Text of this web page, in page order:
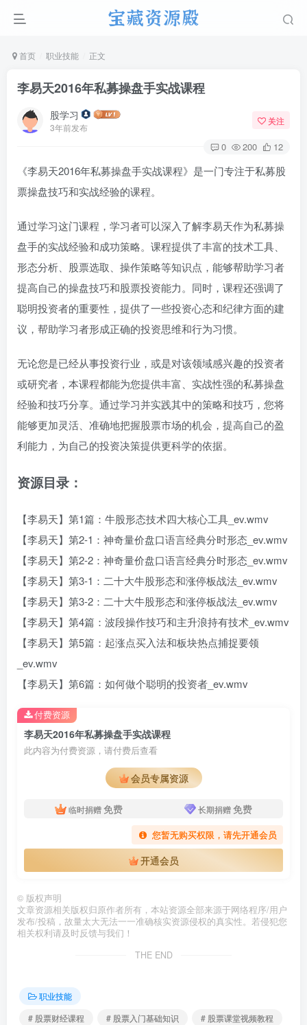
首页 职业技能 正文
李易天2016年私募操盘手实战课程
股学习
3年前发布
关注
0 200 12
《李易天2016年私募操盘手实战课程》是一门专注于私募股
票操盘技巧和实战经验的课程。
通过学习这门课程，学习者可以深入了解李易天作为私募操
盘手的实战经验和成功策略。课程提供了丰富的技术工具、
形态分析、股票选取、操作策略等知识点，能够帮助学习者
提高自己的操盘技巧和股票投资能力。同时，课程还强调了
聪明投资者的重要性，提供了一些投资心态和纪律方面的建
议，帮助学习者形成正确的投资思维和行为习惯。
无论您是已经从事投资行业，或是对该领域感兴趣的投资者
或研究者，本课程都能为您提供丰富、实战性强的私募操盘
经验和技巧分享。通过学习并实践其中的策略和技巧，您将
能够更加灵活、准确地把握股票市场的机会，提高自己的盈
利能力，为自己的投资决策提供更科学的依据。
资源目录：
【李易天】第1篇：牛股形态技术四大核心工具_ev.wmv
【李易天】第2-1：神奇量价盘口语言经典分时形态_ev.wmv
【李易天】第2-2：神奇量价盘口语言经典分时形态_ev.wmv
【李易天】第3-1：二十大牛股形态和涨停板战法_ev.wmv
【李易天】第3-2：二十大牛股形态和涨停板战法_ev.wmv
【李易天】第4篇：波段操作技巧和主升浪持有技术_ev.wmv
【李易天】第5篇：起涨点买入法和板块热点捕捉要领
_ev.wmv
【李易天】第6篇：如何做个聪明的投资者_ev.wmv
李易天2016年私募操盘手实战课程
此内容为付费资源，请付费后查看
会员专属资源
临时捐赠免费 长期捐赠免费
您暂无购买权限，请先开通会员
开通会员
付费资源
© 版权声明
文章资源相关版权归原作者所有，本站资源全部来源于网络程序/用户
发布/投稿，故量太大无法一一准确核实资源侵权的真实性。若侵犯您
相关权利请及时反馈与我们！
THE END
职业技能
# 股票财经课程
# 股票入门基础知识 # 股票课堂视频教程